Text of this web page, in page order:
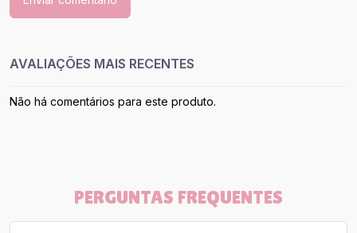
AVALIAÇÕES MAIS RECENTES
Não há comentários para este produto.
PERGUNTAS FREQUENTES